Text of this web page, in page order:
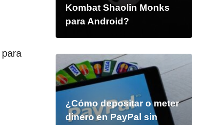
para
Kombat Shaolin Monks
para Android?
¿Cómo depositar o meter
dinero en PayPal sin